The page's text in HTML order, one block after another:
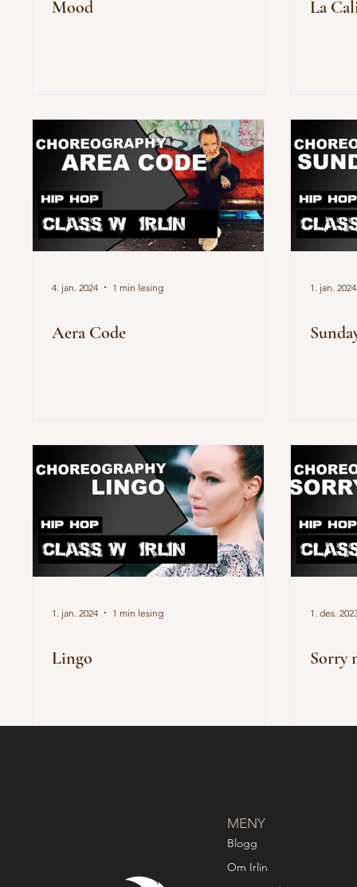
Mood La
4. jan. 2024 1 min lesing
Aera Code
1. jan. 2024
1. jan. 2024 1 min lesing
Lingo
1. des.
Sorry
MENY
Blogg
Om Irlin